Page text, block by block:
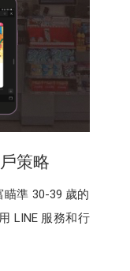
策略
瞄準 30-39 歲的
LINE 服務和行